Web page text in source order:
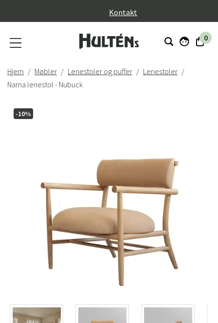
Kontakt
0
Hjem Møbler Lenestoler og puffer
Lenestoler
Nama lenestol - Nubuck
-10%